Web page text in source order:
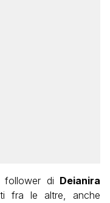
follower di Deianira
fra le altre, anche